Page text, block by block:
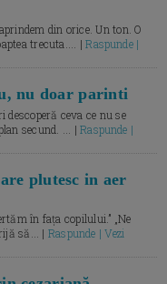
din orice. Un ton. O
trecuta.... |Raspunde |
nu doar parinti
ceva ce nu se
secund. ... |Raspunde |
plutesc in aer
în fața copilului.” „Ne
să... | Raspunde | Vezi